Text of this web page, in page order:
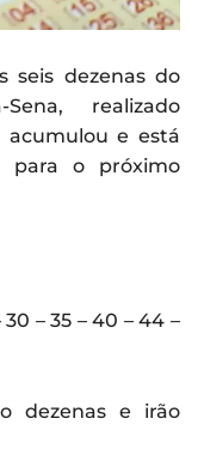
seis dezenas do
realizado
acumulou e está
para o próximo
– 35 – 40 – 44 –
dezenas e irão